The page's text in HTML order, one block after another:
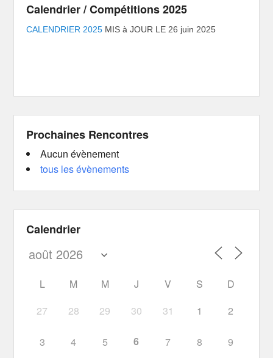
Calendrier / Compétitions 2025
CALENDRIER 2025 MIS à JOUR LE 26 juin 2025
Prochaines Rencontres
Aucun évènement
tous les évènements
Calendrier
L M M J V S
D
27
28 29 30 31 1 2
3 4 5 6 7 8 9